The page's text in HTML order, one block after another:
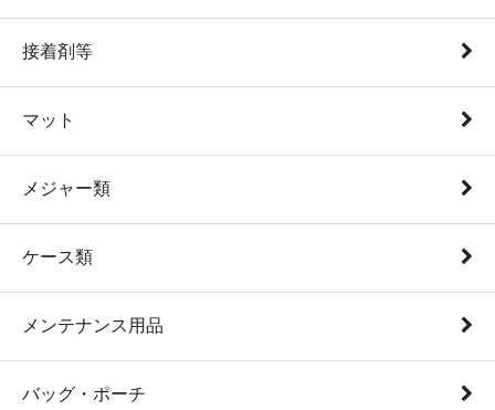
接着剤等
マット
メジャー類
ケース類
メンテナンス用品
バッグ・ポーチ